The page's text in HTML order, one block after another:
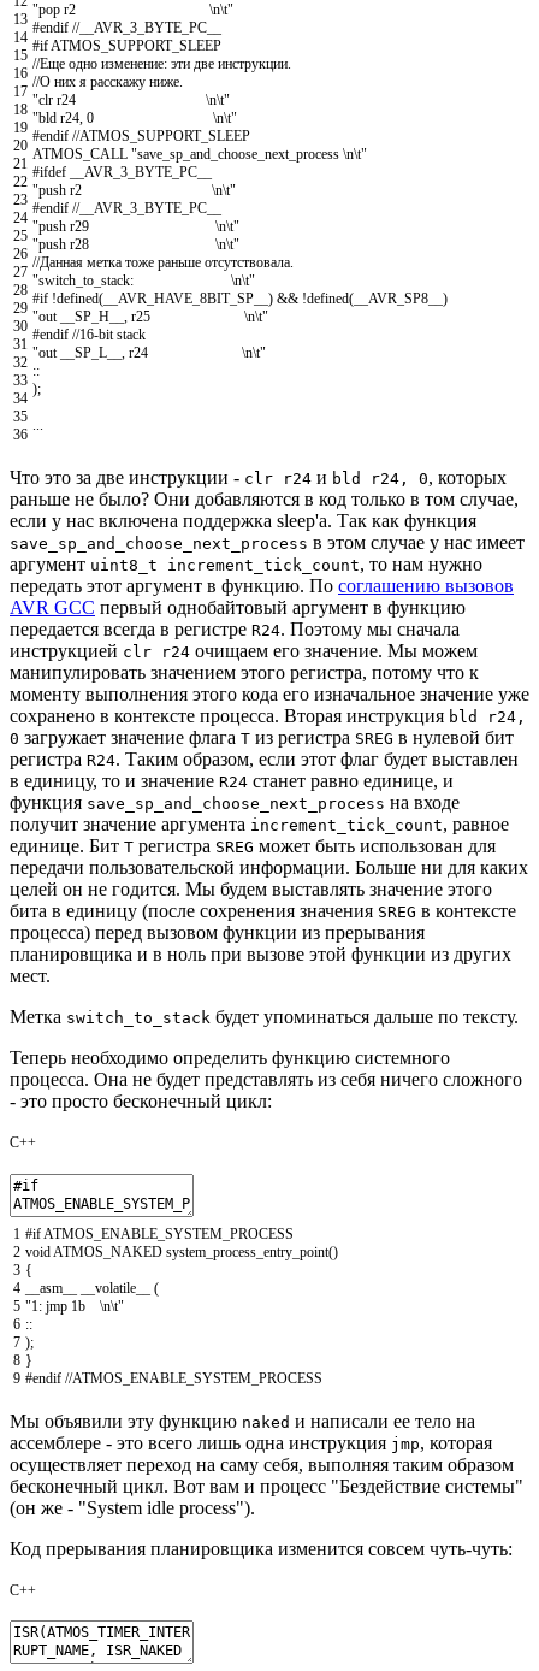
13
14
15
16
17
18
19
20
21
22
23
24
25
26
27
28
29
30
31
32
33
34
35
36
"pop r2 \n\t"
#endif //__AVR_3_BYTE_PC__
#if ATMOS_SUPPORT_SLEEP
//Еще одно изменение: эти две инструкции.
//О них я расскажу ниже.
"clr r24 \n\t"
"bld r24, 0 \n\t"
#endif //ATMOS_SUPPORT_SLEEP
ATMOS CALL "save_sp_and_choose_next_process \n\t"
#ifdef __AVR_3_BYTE_PC__
"push r2 \n\t"
#endif //__AVR_3_BYTE_PC__
"push r29 \n\t"
"push r28 \n\t"
//Данная метка тоже раньше отсутствовала.
"switch_to_stack: \n\t"
#if !defined(__AVR_HAVE_8BIT_SP__) && !defined(__AVR_SP8__)
"out __SP_H__, r25 \n\t"
#endif //16-bit stack
"out __SP_L__, r24 \n\t"
::
);
Что это за две инструкции - clr r24 и bld r24, 0, которых
раньше не было? Они добавляются в код только в том случае,
если у нас включена поддержка sleep'а. Так как функция
save_sp_and_choose_next_process в этом случае у нас имеет
аргумент uint8_t increment_tick_count, то нам нужно
передать этот аргумент в функцию. По соглашению вызовов
AVR GCC первый однобайтовый аргумент в функцию
передается всегда в регистре R24. Поэтому мы сначала
инструкцией clr r24 очищаем его значение. Мы можем
манипулировать значением этого регистра, потому что к
моменту выполнения этого кода его изначальное значение уже
сохранено в контексте процесса. Вторая инструкция bld r24,
0 загружает значение флага T из регистра SREG в нулевой бит
регистра R24. Таким образом, если этот флаг будет выставлен
в единицу, то и значение R24 станет равно единице, и
функция save_sp_and_choose_next_process на входе
получит значение аргумента increment_tick_count, равное
единице. Бит T регистра SREG может быть использован для
передачи пользовательской информации. Больше ни для каких
целей он не годится. Мы будем выставлять значение этого
бита в единицу (после сохренения значения SREG в контексте
процесса) перед вызовом функции из прерывания
планировщика и в ноль при вызове этой функции из других
мест.
Метка switch_to_stack будет упоминаться дальше по тексту.
Теперь необходимо определить функцию системного
процесса. Она не будет представлять из себя ничего сложного
- это просто бесконечный цикл:
C++
1
2
3
4
5
6
7
8
9
#if ATMOS_ENABLE_SYSTEM_PROCESS
void ATMOS_NAKED system_process_entry_point()
{
__asm__
__volatile__
(
"1: jmp 1b \n\t"
::
);
}
#endif //ATMOS_ENABLE_SYSTEM_PROCESS
Мы объявили эту функцию naked и написали ее тело на
ассемблере - это всего лишь одна инструкция jmp, которая
осуществляет переход на саму себя, выполняя таким образом
бесконечный цикл. Вот вам и процесс "Бездействие системы"
(он же - "System idle process").
Код прерывания планировщика изменится совсем чуть-чуть:
C++